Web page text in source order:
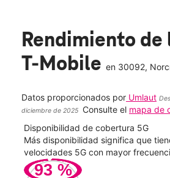
Rendimiento de
T-Mobile en 30092,
Datos proporcionados por Umlaut
diciembre de 2025
Consulte el mapa de
Disponibilidad de cobertura 5G
Más disponibilidad significa que
velocidades 5G con mayor
93 %